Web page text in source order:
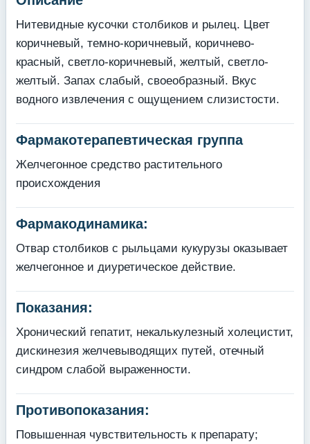
Нитевидные кусочки столбиков и рылец. Цвет
коричневый, темно-коричневый, коричнево-
красный, светло-коричневый, желтый, светло-
желтый. Запах слабый, своеобразный. Вкус
водного извлечения с ощущением слизистости.
Фармакотерапевтическая группа
Желчегонное средство растительного
происхождения
Фармакодинамика:
Отвар столбиков с рыльцами кукурузы оказывает
желчегонное и диуретическое действие.
Показания:
Хронический гепатит, некалькулезный холецистит,
дискинезия желчевыводящих путей, отечный
синдром слабой выраженности.
Противопоказания:
Повышенная чувствительность к препарату;